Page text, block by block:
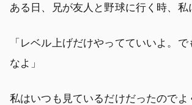
ある日、兄が友人と野球に行く時、私
「レベル上げだけやってていいよ。
なよ」
私はいつも見ているだけだったのでよ